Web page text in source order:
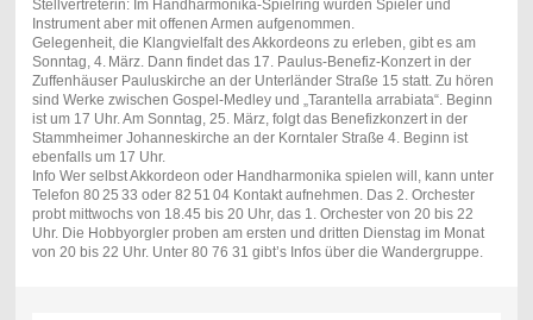
Stellvertreterin: Im Handharmonika-Spielring würden Spieler und
Instrument aber mit offenen Armen aufgenommen.
Gelegenheit, die Klangvielfalt des Akkordeons zu erleben, gibt es am
Sonntag, 4. März. Dann findet das 17. Paulus-Benefiz-Konzert in der
Zuffenhäuser Pauluskirche an der Unterländer Straße 15 statt. Zu hören
sind Werke zwischen Gospel-Medley und „Tarantella arrabiata“. Beginn
ist um 17 Uhr. Am Sonntag, 25. März, folgt das Benefizkonzert in der
Stammheimer Johanneskirche an der Korntaler Straße 4. Beginn ist
ebenfalls um 17 Uhr.
Info Wer selbst Akkordeon oder Handharmonika spielen will, kann unter
Telefon 80 25 33 oder 82 51 04 Kontakt aufnehmen. Das 2. Orchester
probt mittwochs von 18.45 bis 20 Uhr, das 1. Orchester von 20 bis 22
Uhr. Die Hobbyorgler proben am ersten und dritten Dienstag im Monat
von 20 bis 22 Uhr. Unter 80 76 31 gibt’s Infos über die Wandergruppe.